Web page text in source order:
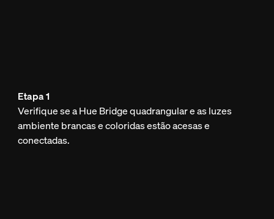
Etapa 1
Verifique se a Hue Bridge quadrangular e as luzes
ambiente brancas e coloridas estão acesas e
conectadas.